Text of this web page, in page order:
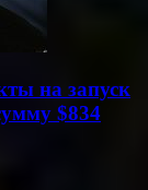
на запуск
$834